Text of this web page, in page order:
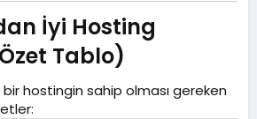
İyi Hosting
Tablo)​
bir hostingin sahip olması gereken